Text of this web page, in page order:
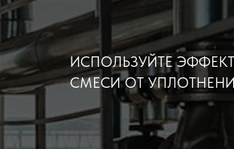
ИСПОЛЬЗУЙТЕ
СМЕСИ ОТ